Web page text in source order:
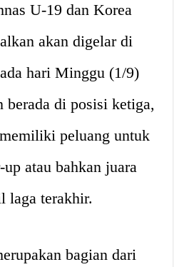
U-19 dan Korea
akan digelar di
hari Minggu (1/9)
di posisi ketiga,
peluang untuk
atau bahkan juara
laga terakhir.
bagian dari